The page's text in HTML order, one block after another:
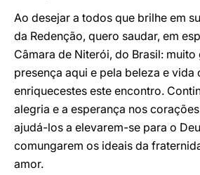
Ao desejar a todos que brilhe em
da Redenção, quero saudar, em
Câmara de Niterói, do Brasil:
presença aqui e pela beleza e vida
enriquecestes este encontro.
alegria e a esperança nos
ajudá-los a elevarem-se para o
comungarem os ideais da
amor.